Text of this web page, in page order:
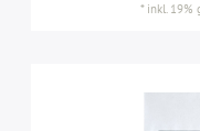
* inkl. 19%